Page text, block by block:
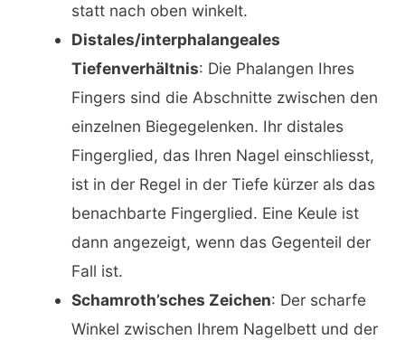
statt nach oben winkelt.
Distales/interphalangeales
Tiefenverhältnis: Die Phalangen Ihres
Fingers sind die Abschnitte zwischen den
einzelnen Biegegelenken. Ihr distales
Fingerglied, das Ihren Nagel einschliesst,
ist in der Regel in der Tiefe kürzer als das
benachbarte Fingerglied. Eine Keule ist
dann angezeigt, wenn das Gegenteil der
Fall ist.
Schamroth’sches Zeichen: Der scharfe
Winkel zwischen Ihrem Nagelbett und der